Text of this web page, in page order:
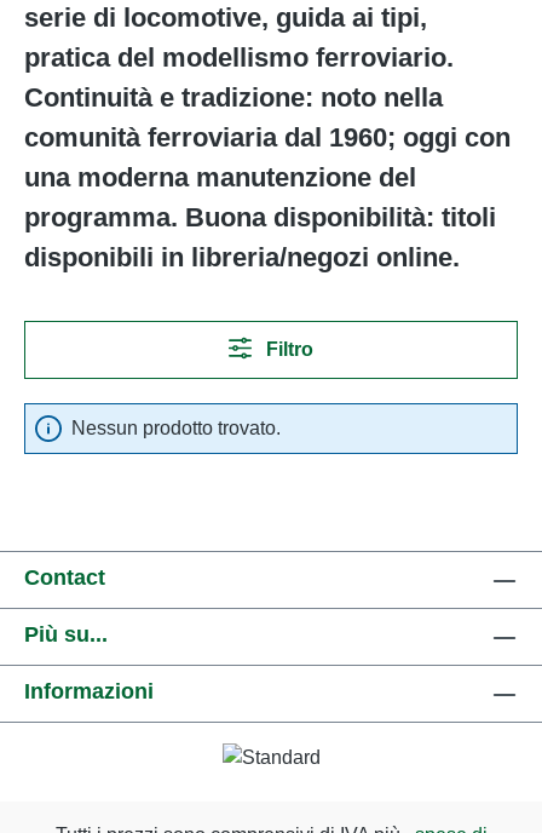
serie di locomotive, guida ai tipi,
pratica del modellismo ferroviario.
Continuità e tradizione: noto nella
comunità ferroviaria dal 1960; oggi con
una moderna manutenzione del
programma. Buona disponibilità: titoli
disponibili in libreria/negozi online.
Filtro
Nessun prodotto trovato.
Contact
Più su...
Informazioni